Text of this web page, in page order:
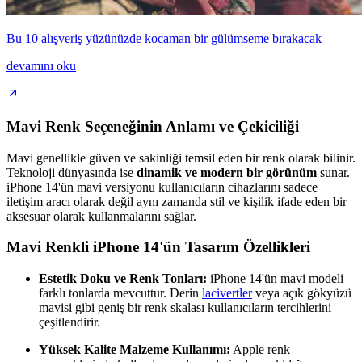
Bu 10 alışveriş yüzünüzde kocaman bir gülümseme bırakacak
devamını oku
Mavi Renk Seçeneğinin Anlamı ve Çekiciliği
Mavi genellikle güven ve sakinliği temsil eden bir renk olarak bilinir.
Teknoloji dünyasında ise dinamik ve modern bir görünüm sunar.
iPhone 14'ün mavi versiyonu kullanıcıların cihazlarını sadece
iletişim aracı olarak değil aynı zamanda stil ve kişilik ifade eden bir
aksesuar olarak kullanmalarını sağlar.
Mavi Renkli iPhone 14'ün Tasarım Özellikleri
Estetik Doku ve Renk Tonları: iPhone 14'ün mavi modeli
farklı tonlarda mevcuttur. Derin lacivertlerveya açık gökyüzü
mavisi gibi geniş bir renk skalası kullanıcıların tercihlerini
çeşitlendirir.
Yüksek Kalite Malzeme Kullanımı: Apple renk